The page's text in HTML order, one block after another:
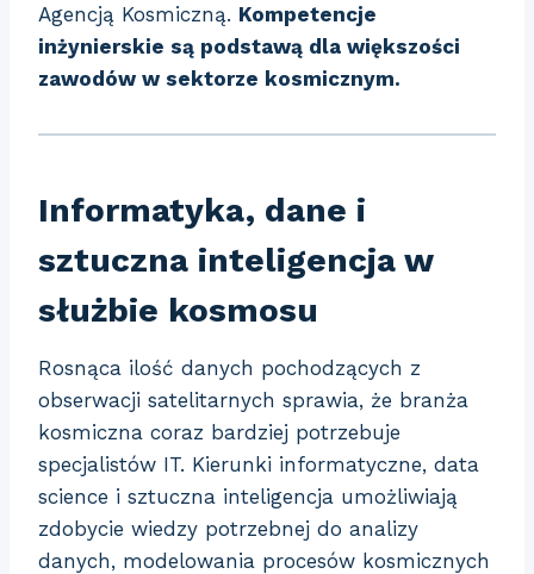
Agencją Kosmiczną. Kompetencje
inżynierskie są podstawą dla większości
zawodów w sektorze kosmicznym.
Informatyka, dane i
sztuczna inteligencja w
służbie kosmosu
Rosnąca ilość danych pochodzących z
obserwacji satelitarnych sprawia, że branża
kosmiczna coraz bardziej potrzebuje
specjalistów IT. Kierunki informatyczne, data
science i sztuczna inteligencja umożliwiają
zdobycie wiedzy potrzebnej do analizy
danych, modelowania procesów kosmicznych